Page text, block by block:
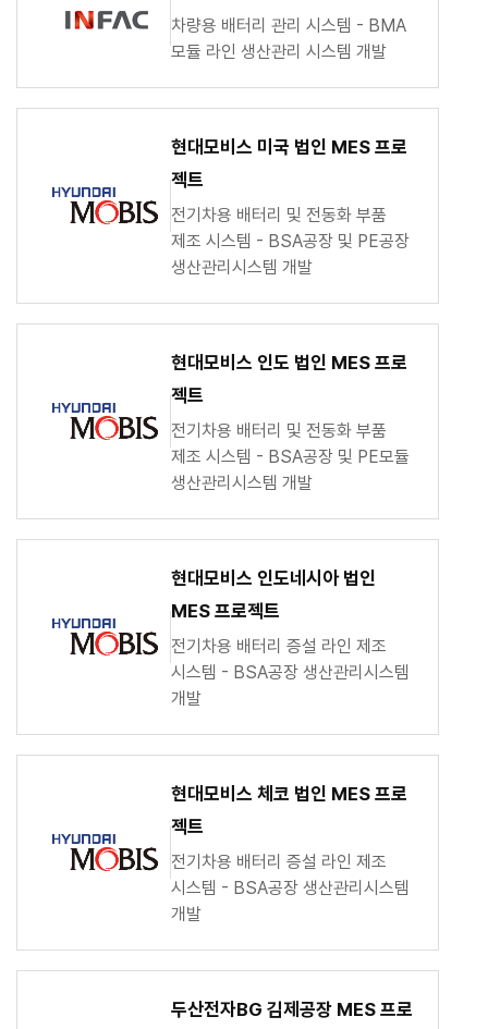
차량용 배터리 관리 시스템 - BMA
모듈 라인 생산관리 시스템 개발
현대모비스 미국 법인 MES 프로
젝트
전기차용 배터리 및 전동화 부품
제조 시스템 - BSA공장 및 PE공장
생산관리시스템 개발
현대모비스 인도 법인 MES 프로
젝트
전기차용 배터리 및 전동화 부품
제조 시스템 - BSA공장 및 PE모듈
생산관리시스템 개발
현대모비스 인도네시아 법인
MES 프로젝트
전기차용 배터리 증설 라인 제조
시스템 - BSA공장 생산관리시스템
개발
현대모비스 체코 법인 MES 프로
젝트
전기차용 배터리 증설 라인 제조
시스템 - BSA공장 생산관리시스템
개발
두산전자BG 김제공장 MES 프로